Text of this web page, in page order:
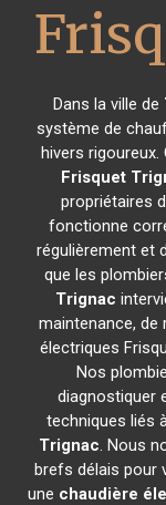
Dans la ville de
système de
hivers
Frisquet
propriétaires
fonctionne
régulièrement et
que les
Trignac
maintenance, de
électriques
Nos
diagnostiquer
techniques liés
Trignac. Nous
brefs délais pour
une chaudière